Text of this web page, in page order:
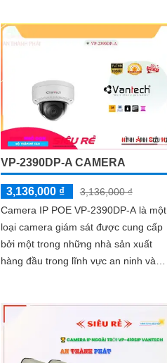
camera này mang đến hình ảnh màu
sắc đẹp hơn và rõ ràng
VP-2390DP-A CAMERA
3,136,000 ₫
3,136,000 ₫
Camera IP POE VP-2390DP-A là một
loại camera giám sát được cung cấp
bởi một trong những nhà sản xuất
hàng đầu trong lĩnh vực an ninh và